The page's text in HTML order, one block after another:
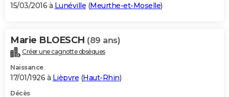
15/03/2016 à Lunéville (Meurthe-et-Moselle)
Marie BLOESCH (89 ans)
Créer une cagnotte obsèques
Naissance
17/01/1926 à Lièpvre (Haut-Rhin)
Décès